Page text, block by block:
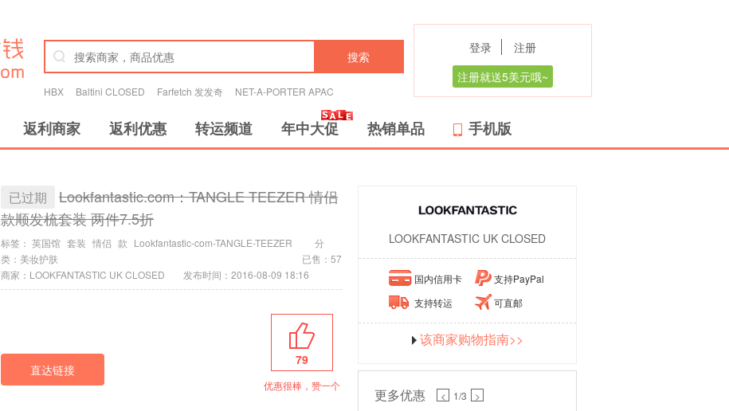
搜索
HBX Baltini CLOSED Farfetch 发发奇 NET-A-PORTER APAC
登录
注册
注册就送5美元哦~
返利商家 返利优惠 转运频道 年中大促 热销单品 手机版
已过期
Lookfantastic.com：TANGLE TEEZER 情侣
款顺发梳套装 两件7.5折
标签： 英国馆 套装 情侣 款 Lookfantastic-com-TANGLE-TEEZER
分
类： 美妆护肤
已售：57
商家：LOOKFANTASTIC UK CLOSED
发布时间：2016-08-09 18:16
直达链接
79
优惠很棒，赞一个
LOOKFANTASTIC UK CLOSED
国内信用卡
支持PayPal
支持转运
可直邮
该商家购物指南>>
更多优惠 < 1/3
>